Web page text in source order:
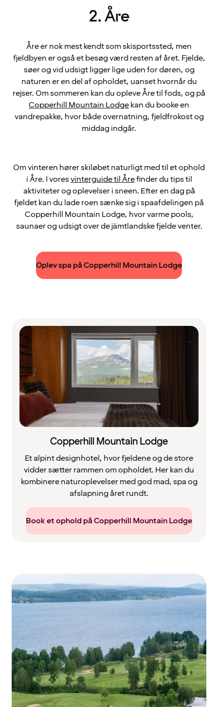
2. Åre
Åre er nok mest kendt som skisportssted, men
fjeldbyen er også et besøg værd resten af året. Fjelde,
søer og vid udsigt ligger lige uden for døren, og
naturen er en del af opholdet, uanset hvornår du
rejser. Om sommeren kan du opleve Åre til fods, og på
Copperhill Mountain Lodgekan du booke en
vandrepakke, hvor både overnatning, fjeldfrokost og
middag indgår.
Om vinteren hører skiløbet naturligt med til et ophold
i Åre. I voresvinterguide til Årefinder du tips til
aktiviteter og oplevelser i sneen. Efter en dag på
fjeldet kan du lade roen sænke sig i spaafdelingen på
Copperhill Mountain Lodge, hvor varme pools,
saunaer og udsigt over de jämtlandske fjelde venter.
Oplev spa på Copperhill Mountain Lodge
Copperhill Mountain Lodge
Et alpint designhotel, hvor fjeldene og de store
vidder sætter rammen om opholdet. Her kan du
kombinere naturoplevelser med god mad, spa og
afslapning året rundt.
Book et ophold på Copperhill Mountain Lodge